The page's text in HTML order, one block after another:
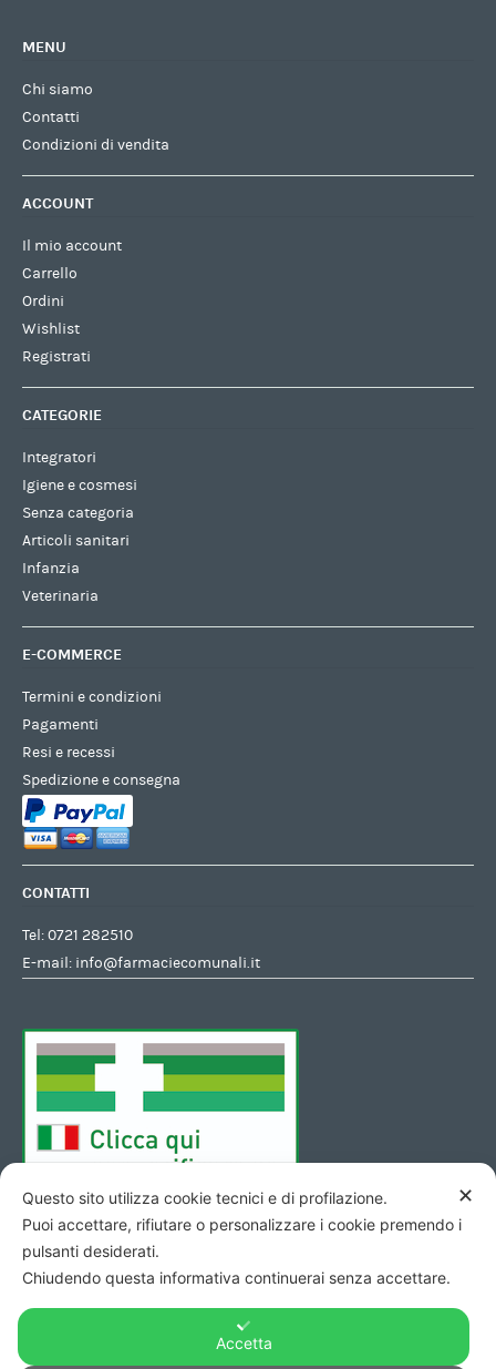
MENU
Chi siamo
Contatti
Condizioni di vendita
ACCOUNT
Il mio account
Carrello
Ordini
Wishlist
Registrati
CATEGORIE
Integratori
Igiene e cosmesi
Senza categoria
Articoli sanitari
Infanzia
Veterinaria
E-COMMERCE
Termini e condizioni
Pagamenti
Resi e recessi
Spedizione e consegna
CONTATTI
Tel:0721 282510
E-mail: info@farmaciecomunali.it
✕
Questo sito utilizza cookie tecnici e di profilazione.
Puoi accettare, rifiutare o personalizzare i cookie premendo i
pulsanti desiderati.
Chiudendo questa informativa continuerai senza accettare.
Accetta